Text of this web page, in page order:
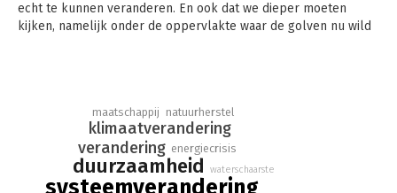
echt te kunnen veranderen. En ook dat we dieper moeten
kijken, namelijk onder de oppervlakte waar de golven nu wild
integraal bewustzijn ontstaan. Daarin draait het naast het
rationele om gevoel, spiritualiteit en wijsheid. Ik heb er dan
ook oprecht vertrouwen in dat we de perfecte storm kunnen
doorstaan en achter ons kunnen laten. Al is het nu wel alle
hens aan dek, dus blijf niet aan de kant staan kijken.' – Jan
systeemverandering
duurzaamheid
verandering
klimaatverandering
energiecrisis
maatschappij natuurherstel
waterschaarste